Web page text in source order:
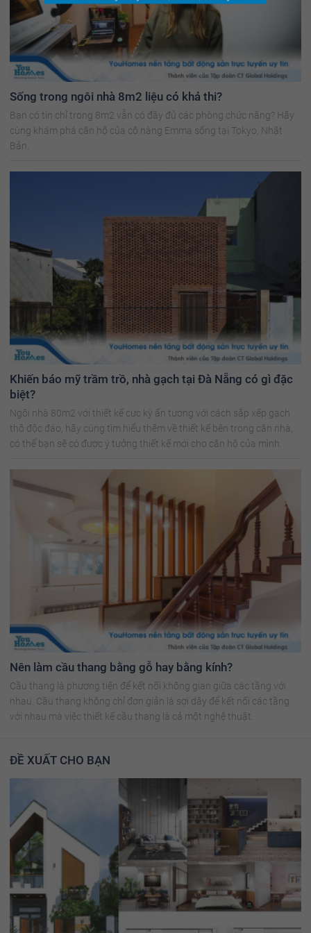
Sống trong ngôi nhà 8m2 liệu có khả thi?
Bạn có tin chỉ trong 8m2 vẫn có đầy đủ các phòng chức năng? Hãy
cùng khám phá căn hộ của cô nàng Emma sống tại Tokyo, Nhật
Bản.
Khiến báo mỹ trầm trồ, nhà gạch tại Đà Nẵng có gì đặc
biệt?
Ngôi nhà 80m2 với thiết kế cực kỳ ấn tượng với cách sắp xếp gạch
thô độc đáo, hãy cùng tìm hiểu thêm về thiết kế bên trong căn nhà,
có thể bạn sẽ có được ý tưởng thiết kế mới cho căn hộ của mình.
Nên làm cầu thang bằng gỗ hay bằng kính?
Cầu thang là phương tiện để kết nối không gian giữa các tầng với
nhau. Cầu thang không chỉ đơn giản là sợi dây để kết nối các tầng
với nhau mà việc thiết kế cầu thang là cả một nghệ thuật.
ĐỀ XUẤT CHO BẠN